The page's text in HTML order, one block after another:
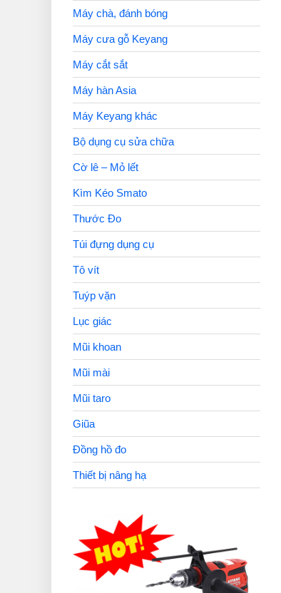
Máy chà, đánh bóng
Máy cưa gỗ Keyang
Máy cắt sắt
Máy hàn Asia
Máy Keyang khác
Bộ dụng cụ sửa chữa
Cờ lê – Mỏ lết
Kìm Kéo Smato
Thước Đo
Túi đựng dụng cụ
Tô vít
Tuýp vặn
Lục giác
Mũi khoan
Mũi mài
Mũi taro
Giũa
Đồng hồ đo
Thiết bị nâng hạ